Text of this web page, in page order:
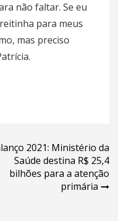
não faltar. Se eu
para meus
mas preciso
2021: Ministério da
Saúde destina R$ 25,4
bilhões para a atenção
primária